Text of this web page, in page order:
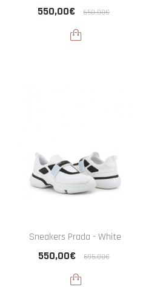
550,00€ 650,00€
Sneakers Prada - White
550,00€ 695,00€